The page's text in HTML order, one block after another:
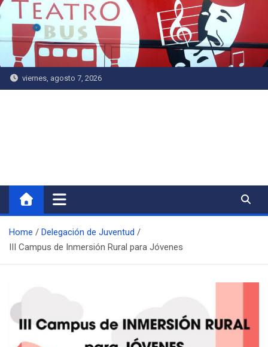
Saltar
al
contenido
viernes, agosto 7, 2026
Home
Delegación de Juventud
III Campus de Inmersión Rural para Jóvenes